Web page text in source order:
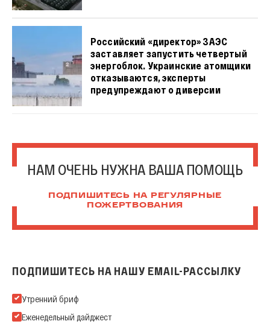
Российский «директор» ЗАЭС
заставляет запустить четвертый
энергоблок. Украинские атомщики
отказываются, эксперты
предупреждают о диверсии
НАМ ОЧЕНЬ НУЖНА ВАША ПОМОЩЬ
ПОДПИШИТЕСЬ НА РЕГУЛЯРНЫЕ
ПОЖЕРТВОВАНИЯ
ПОДПИШИТЕСЬ НА НАШУ EMAIL-РАССЫЛКУ
Подпишитесь на нашу Email-рассылку
Утренний бриф
Еженедельный дайджест